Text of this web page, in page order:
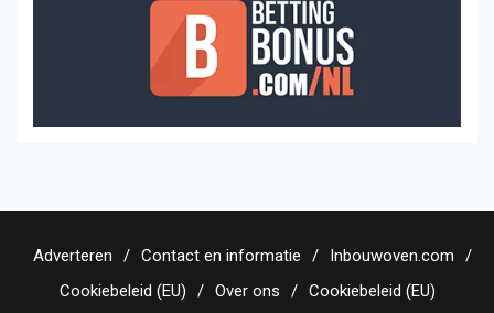
Adverteren Contact en informatie
Inbouwoven.com
Cookiebeleid (EU)
Over ons Cookiebeleid (EU)